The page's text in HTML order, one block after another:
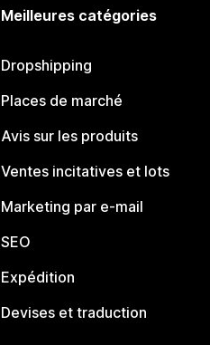
Meilleures catégories
Dropshipping
Places de marché
Avis sur les produits
Ventes incitatives et lots
Marketing par e-mail
SEO
Expédition
Devises et traduction